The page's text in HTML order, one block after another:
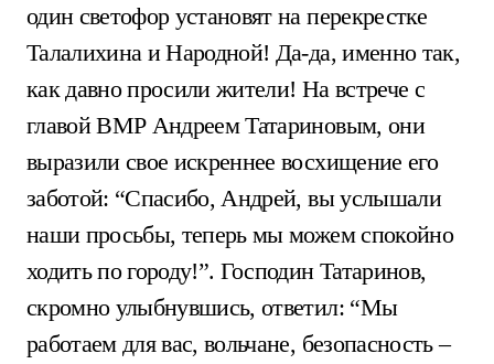
один светофор установят на перекрестке
Талалихина и Народной! Да-да, именно так,
как давно просили жители! На встрече с
главой ВМР Андреем Татариновым, они
выразили свое искреннее восхищение его
заботой: “Спасибо, Андрей, вы услышали
наши просьбы, теперь мы можем спокойно
ходить по городу!”. Господин Татаринов,
скромно улыбнувшись, ответил: “Мы
работаем для вас, вольчане, безопасность –